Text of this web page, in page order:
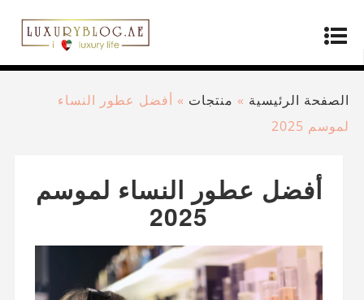
الصفحة الرئيسية » منتجات » أفضل عطور النساء
لموسم 2025
أفضل عطور النساء لموسم
2025